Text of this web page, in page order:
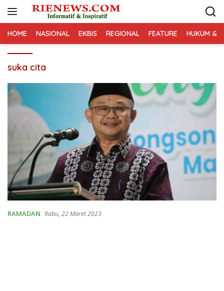
HOME NASIONAL EKBIS REGIONAL FEATURE HUKUM &
suka cita
RAMADAN Rabu, 22 Maret 2023